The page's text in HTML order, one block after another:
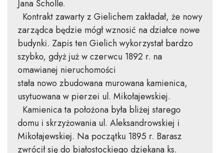
Jana Scholle.
Kontrakt zawarty z Gielichem zakładał, że nowy
zarządca będzie mógł wznosić na działce nowe
budynki. Zapis ten Gielich wykorzystał bardzo
szybko, gdyż już w czerwcu 1892 r. na
omawianej nieruchomości
stała nowo zbudowana murowana kamienica,
usytuowana w pierzei ul. Mikołajewskiej.
Kamienica ta położona była bliżej starego
domu i skrzyżowania ul. Aleksandrowskiej i
Mikołajewskiej. Na początku 1895 r. Barasz
zwrócił się do białostockiego dziekana ks.